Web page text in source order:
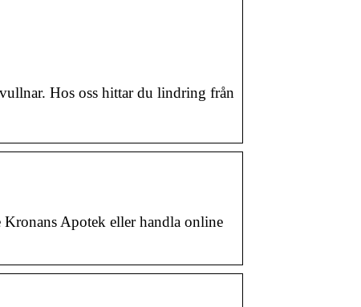
Hos oss hittar du lindring från
Apotek eller handla online